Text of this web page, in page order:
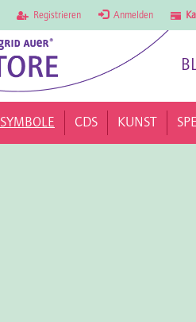
Registrieren Anmelden
SYMBOLE CDS KUNST